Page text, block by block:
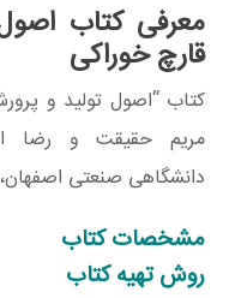
معرفی کتاب
قارچ خوراکی
کتاب “اصول تولید و
مریم حقیقت و رضا
دانشگاهی صنعتی
مشخصات کتاب
روش تهیه کتاب